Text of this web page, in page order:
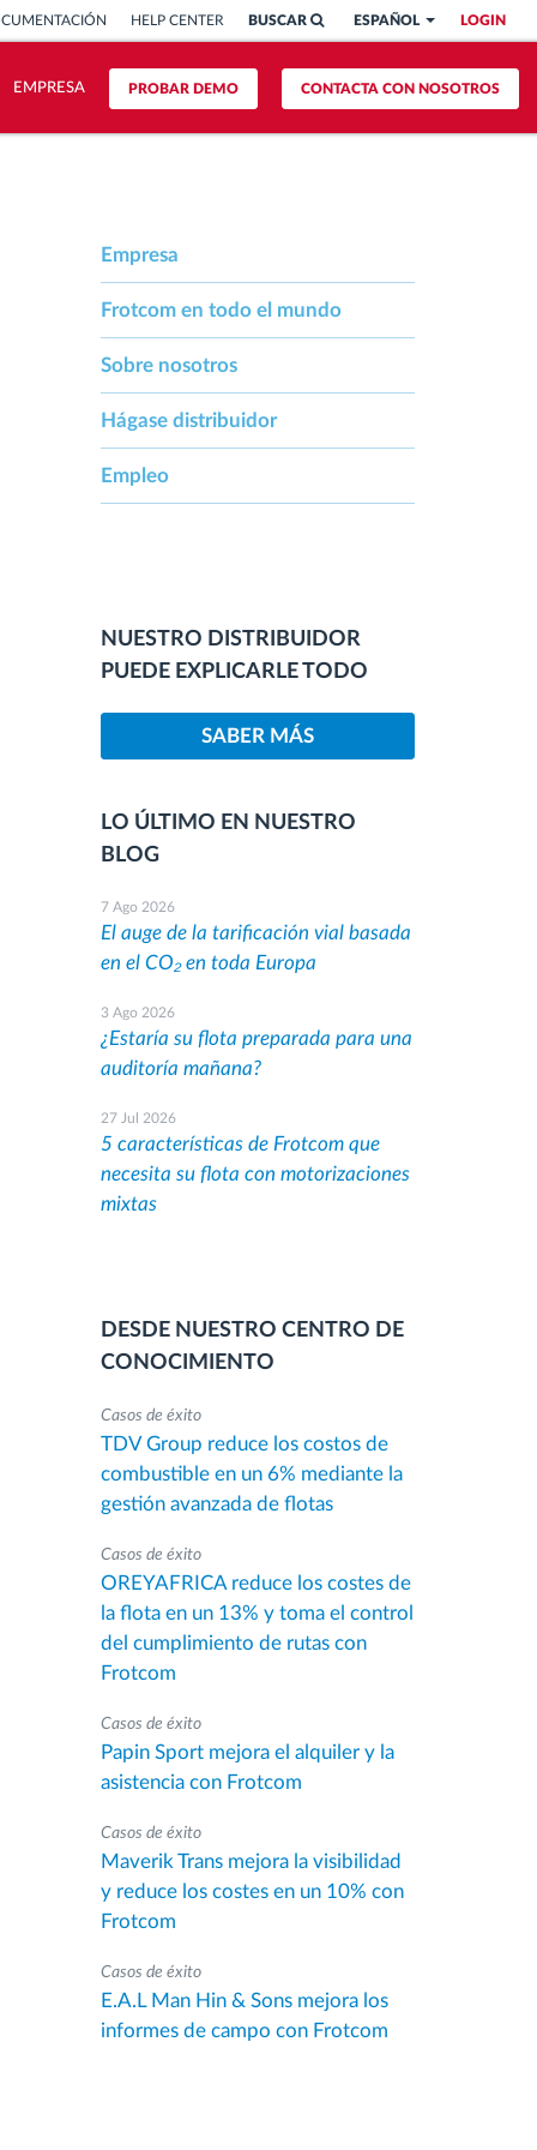
LOGIN
ESPAÑOL
BUSCAR
HELP CENTER
CONTACTA CON NOSOTROS
PROBAR DEMO
EMPRESA
Empresa
Frotcom en todo el mundo
Sobre nosotros
Hágase distribuidor
Empleo
NUESTRO DISTRIBUIDOR
PUEDE EXPLICARLE TODO
SABER MÁS
LO ÚLTIMO EN NUESTRO
BLOG
7 Ago 2026
El auge de la tarificación vial basada
en el CO₂ en toda Europa
3 Ago 2026
¿Estaría su flota preparada para una
auditoría mañana?
27 Jul 2026
5 características de Frotcom que
necesita su flota con motorizaciones
mixtas
DESDE NUESTRO CENTRO DE
CONOCIMIENTO
Casos de éxito
TDV Group reduce los costos de
combustible en un 6% mediante la
gestión avanzada de flotas
Casos de éxito
OREYAFRICA reduce los costes de
la flota en un 13% y toma el control
del cumplimiento de rutas con
Frotcom
Casos de éxito
Papin Sport mejora el alquiler y la
asistencia con Frotcom
Casos de éxito
Maverik Trans mejora la visibilidad
y reduce los costes en un 10% con
Frotcom
Casos de éxito
E.A.L Man Hin & Sons mejora los
informes de campo con Frotcom